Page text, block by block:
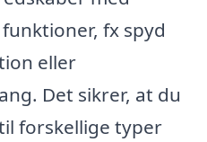
fx spyd
eller
Det sikrer, at du
forskellige typer